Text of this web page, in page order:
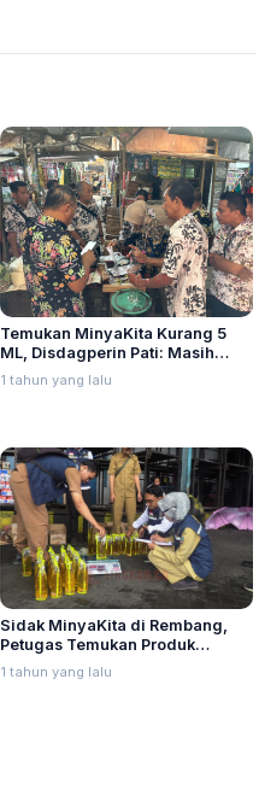
Temukan MinyaKita Kurang 5
ML, Disdagperin Pati: Masih
dalam Batas Toleransi
1 tahun yang lalu
Sidak MinyaKita di Rembang,
Petugas Temukan Produk
Kurang 50 ML
1 tahun yang lalu